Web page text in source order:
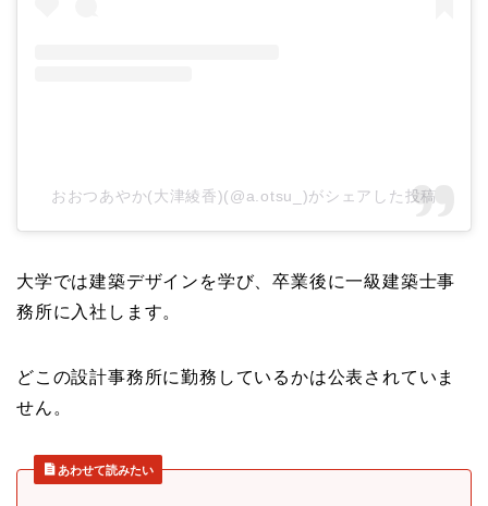
おおつあやか(大津綾香)(@a.otsu_)がシェアした投稿
大学では建築デザインを学び、卒業後に一級建築士事
務所に入社します。
どこの設計事務所に勤務しているかは公表されていま
せん。
あわせて読みたい